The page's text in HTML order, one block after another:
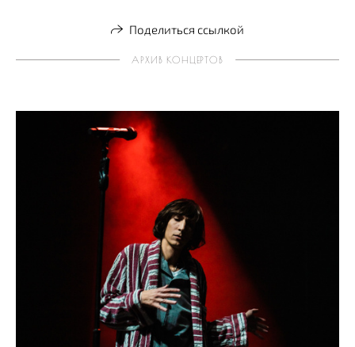
Поделиться ссылкой
АРХИВ КОНЦЕРТОВ